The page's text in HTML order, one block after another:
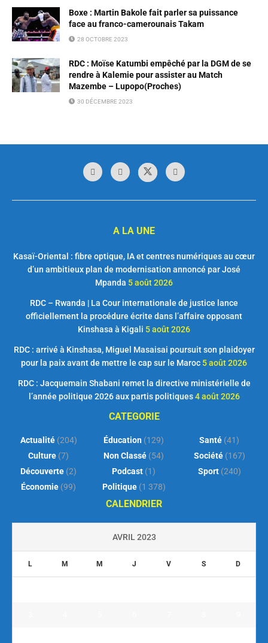
Boxe : Martin Bakole fait parler sa puissance
face au franco-camerounais Takam
28 OCTOBRE 2023
RDC : Moïse Katumbi empêché par la DGM de se
rendre à Kalemie pour assister au Match
Mazembe – Lupopo(Proches)
30 DÉCEMBRE 2023
A LA UNE
Kasaï-Oriental : fibre optique, IA et centres numériques au cœur
d’un ambitieux plan de modernisation annoncé par José
Mpanda 5 août 2026
RDC – Rwanda | La Cour internationale de justice lance
officiellement la procédure écrite dans l’affaire opposant
Kinshasa à Kigali 5 août 2026
RDC : arrivé à Kinshasa, Miguel Masaisai poursuit son plaidoyer
pour la paix avant de mettre le cap sur le Maroc 5 août 2026
RDC : Jacquemain Shabani remet la directive ministérielle de
l’année politique 2026 aux partis politiques 4 août 2026
CATEGORIE
Actualité(204)
Culture (7)
Découverte (2)
Économie (99)
Éducation (129)
Non Classé (54)
Podcast (1)
Politique(1 378)
Santé (41)
Société(167)
Sport(240)
CALENDRIER
AVRIL 2023
L M M J V S D